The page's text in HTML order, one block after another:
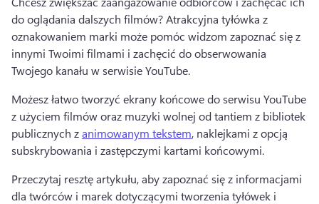
do oglądania dalszych filmów? Atrakcyjna tyłówka z
oznakowaniem marki może pomóc widzom zapoznać się z
innymi Twoimi filmami i zachęcić do obserwowania
Twojego kanału w serwisie YouTube.
Możesz łatwo tworzyć ekrany końcowe do serwisu YouTube
z użyciem filmów oraz muzyki wolnej od tantiem z bibliotek
publicznych z animowanym tekstem, naklejkami z opcją
subskrybowania i zastępczymi kartami końcowymi.
Przeczytaj resztę artykułu, aby zapoznać się z informacjami
dla twórców i marek dotyczącymi tworzenia tyłówek i